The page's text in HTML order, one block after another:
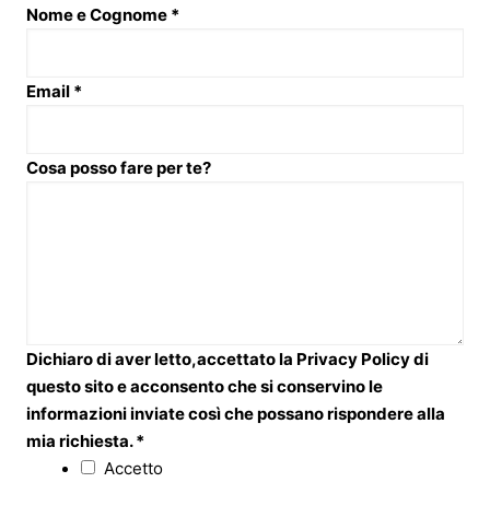
Nome e Cognome *
Email *
Cosa posso fare per te?
Dichiaro di aver letto,accettato la Privacy Policy di
questo sito e acconsento che si conservino le
informazioni inviate così che possano rispondere alla
mia richiesta.*
Accetto